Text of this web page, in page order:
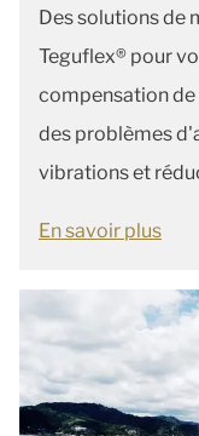
Des solutions de
Teguflex® pour
compensation
des problèmes
vibrations et
En savoir plus